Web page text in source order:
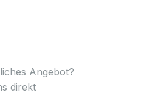
Angebot?
direkt